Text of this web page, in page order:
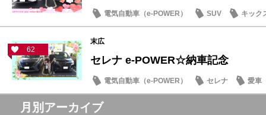
電気自動車（e-POWER） SUV キック
62
末広
セレナ e-POWER☆納車記念
電気自動車（e-POWER） セレナ 愛車
月別アーカイブ